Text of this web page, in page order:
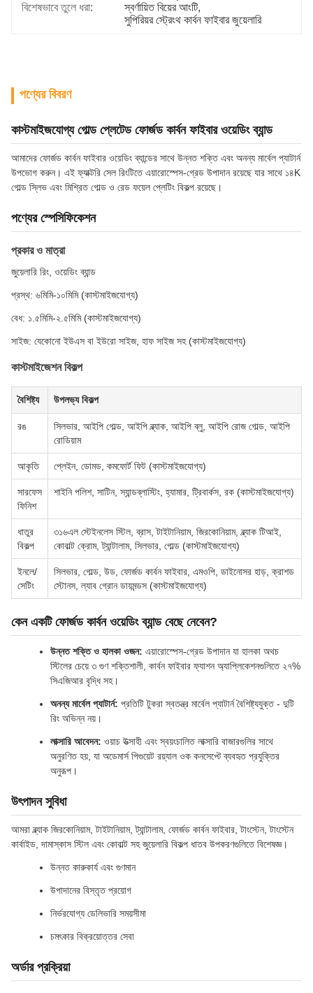
বিশেষভাবে তুলে ধরা:
স্বর্ণায়িত বিয়ের আংটি,
সুপিরিয়র স্ট্রেংথ কার্বন ফাইবার জুয়েলারি
পণ্যের বিবরণ
কাস্টমাইজযোগ্য গোল্ড প্লেটেড ফোর্জড কার্বন ফাইবার ওয়েডিং ব্যান্ড
আমাদের ফোর্জড কার্বন ফাইবার ওয়েডিং ব্যান্ডের সাথে উন্নত শক্তি এবং অনন্য মার্বেল প্যাটার্ন
উপভোগ করুন। এই ফ্যাক্টরি সেল রিংটিতে এয়ারোস্পেস-গ্রেড উপাদান রয়েছে যার সাথে ১৪K
গোল্ড স্লিভ এবং মিশ্রিত গোল্ড ও রেড ফয়েল প্লেটিং বিকল্প রয়েছে।
পণ্যের স্পেসিফিকেশন
প্রকার ও মাত্রা
জুয়েলারি রিং, ওয়েডিং ব্যান্ড
প্রস্থ: ৬মিমি-১০মিমি (কাস্টমাইজযোগ্য)
বেধ: ১.৫মিমি-২.৫মিমি (কাস্টমাইজযোগ্য)
সাইজ: যেকোনো ইউএস বা ইউরো সাইজ, হাফ সাইজ সহ (কাস্টমাইজযোগ্য)
কাস্টমাইজেশন বিকল্প
বৈশিষ্ট্য উপলভ্য বিকল্প
রঙ
সিলভার, আইপি গোল্ড, আইপি ব্ল্যাক, আইপি ব্লু, আইপি রোজ গোল্ড, আইপি
রোডিয়াম
আকৃতি প্লেইন, ডোমড, কমফোর্ট ফিট (কাস্টমাইজযোগ্য)
সারফেস
ফিনিশ
শাইনি পলিশ, সাটিন, স্যান্ডব্লাস্টিং, হ্যামার, ট্রিবার্কস, রক (কাস্টমাইজযোগ্য)
ধাতুর
বিকল্প
৩১৬এল স্টেইনলেস স্টিল, ব্রাস, টাইটানিয়াম, জিরকোনিয়াম, ব্ল্যাক টিআই,
কোবাল্ট ক্রোম, ট্যান্টালাম, সিলভার, গোল্ড (কাস্টমাইজযোগ্য)
ইনলে/
সেটিং
সিলভার, গোল্ড, উড, ফোর্জড কার্বন ফাইবার, এমওপি, ডাইনোসর হাড়, ক্রাশড
স্টোনস, ল্যাব গ্রোন ডায়মন্ডস (কাস্টমাইজযোগ্য)
কেন একটি ফোর্জড কার্বন ওয়েডিং ব্যান্ড বেছে নেবেন?
উন্নত শক্তি ও হালকা ওজন: এয়ারোস্পেস-গ্রেড উপাদান যা হালকা অথচ
স্টিলের চেয়ে ৩ গুণ শক্তিশালী, কার্বন ফাইবার ফ্যাশন অ্যাপ্লিকেশনগুলিতে ২৭%
সিএজিআর বৃদ্ধি সহ।
অনন্য মার্বেল প্যাটার্ন: প্রতিটি টুকরা স্বতন্ত্র মার্বেল প্যাটার্ন বৈশিষ্ট্যযুক্ত - দুটি
রিং অভিন্ন নয়।
লাক্সারি আবেদন: ওয়াচ উত্সাহী এবং স্বয়ংচালিত লাক্সারি বাজারগুলির সাথে
অনুরণিত হয়, যা অডেমার্স পিগুয়েট রয়্যাল ওক কনসেপ্টে ব্যবহৃত প্রযুক্তির
অনুরূপ।
উৎপাদন সুবিধা
আমরা ব্ল্যাক জিরকোনিয়াম, টাইটানিয়াম, ট্যান্টালাম, ফোর্জড কার্বন ফাইবার, টাংস্টেন, টাংস্টেন
কার্বাইড, দামাস্কাস স্টিল এবং কোবাল্ট সহ জুয়েলারি বিকল্প ধাতব উপকরণগুলিতে বিশেষজ্ঞ।
উন্নত কারুকার্য এবং গুণমান
উপাদানের বিস্তৃত প্রয়োগ
নির্ভরযোগ্য ডেলিভারি সময়সীমা
চমৎকার বিক্রয়োত্তর সেবা
অর্ডার প্রক্রিয়া